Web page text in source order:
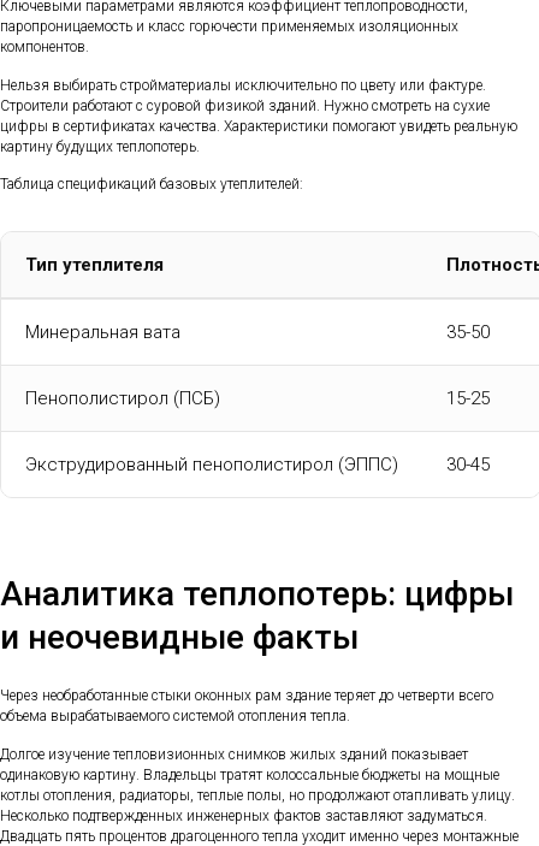
Ключевыми параметрами являются коэффициент теплопроводности,
паропроницаемость и класс горючести применяемых изоляционных
компонентов.
Нельзя выбирать стройматериалы исключительно по цвету или фактуре.
Строители работают с суровой физикой зданий. Нужно смотреть на сухие
цифры в сертификатах качества. Характеристики помогают увидеть реальную
картину будущих теплопотерь.
Таблица спецификаций базовых утеплителей:
Тип утеплителя
Минеральная вата 35-50
Пенополистирол (ПСБ) 15-25
Экструдированный пенополистирол (ЭППС) 30-45
Аналитика теплопотерь: цифры
и неочевидные факты
Через необработанные стыки оконных рам здание теряет до четверти всего
объема вырабатываемого системой отопления тепла.
Долгое изучение тепловизионных снимков жилых зданий показывает
одинаковую картину. Владельцы тратят колоссальные бюджеты на мощные
котлы отопления, радиаторы, теплые полы, но продолжают отапливать улицу.
Несколько подтвержденных инженерных фактов заставляют задуматься.
Двадцать пять процентов драгоценного тепла уходит именно через монтажные